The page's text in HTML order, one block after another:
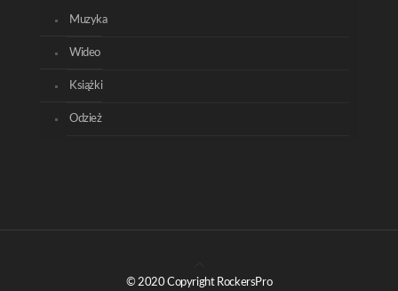
Muzyka
Wideo
Książki
Odzież
© 2020 Copyright RockersPro